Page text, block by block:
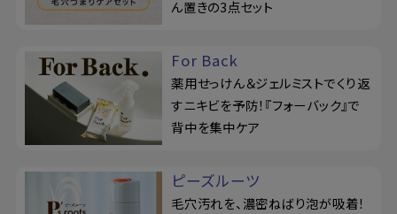
ん置きの3点セット
For Back
薬用せっけん＆ジェルミストでくり返
すニキビを予防！『フォーバック』で
背中を集中ケア
ピーズルーツ
毛穴汚れを、濃密ねばり泡が吸着！